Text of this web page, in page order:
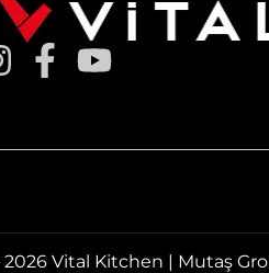
2026 Vital Kitchen | Mutaş